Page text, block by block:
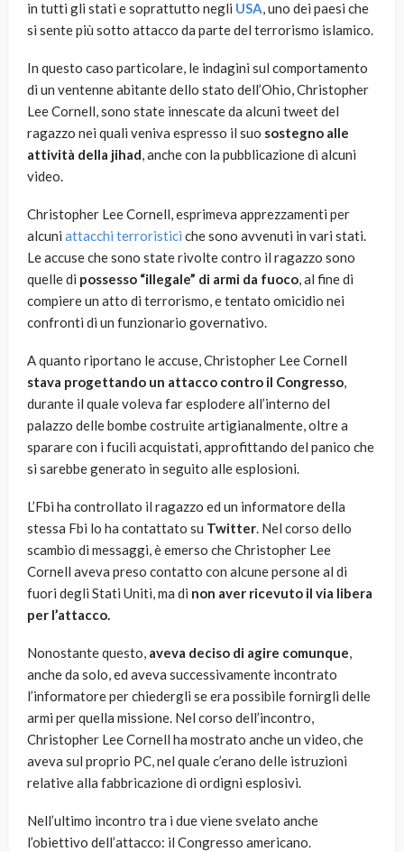
in tutti gli stati e soprattutto negli USA, uno dei paesi che
si sente più sotto attacco da parte del terrorismo islamico.
In questo caso particolare, le indagini sul comportamento
di un ventenne abitante dello stato dell’Ohio, Christopher
Lee Cornell, sono state innescate da alcuni tweet del
ragazzo nei quali veniva espresso il suo sostegno alle
attività della jihad, anche con la pubblicazione di alcuni
video.
Christopher Lee Cornell, esprimeva apprezzamenti per
alcuni attacchi terroristici che sono avvenuti in vari stati.
Le accuse che sono state rivolte contro il ragazzo sono
quelle di possesso “illegale” di armi da fuoco, al fine di
compiere un atto di terrorismo, e tentato omicidio nei
confronti di un funzionario governativo.
A quanto riportano le accuse, Christopher Lee Cornell
stava progettando un attacco contro il Congresso,
durante il quale voleva far esplodere all’interno del
palazzo delle bombe costruite artigianalmente, oltre a
sparare con i fucili acquistati, approfittando del panico che
si sarebbe generato in seguito alle esplosioni.
L’Fbi ha controllato il ragazzo ed un informatore della
stessa Fbi lo ha contattato su Twitter. Nel corso dello
scambio di messaggi, è emerso che Christopher Lee
Cornell aveva preso contatto con alcune persone al di
fuori degli Stati Uniti, ma di non aver ricevuto il via libera
per l’attacco.
Nonostante questo, aveva deciso di agire comunque,
anche da solo, ed aveva successivamente incontrato
l’informatore per chiedergli se era possibile fornirgli delle
armi per quella missione. Nel corso dell’incontro,
Christopher Lee Cornell ha mostrato anche un video, che
aveva sul proprio PC, nel quale c’erano delle istruzioni
relative alla fabbricazione di ordigni esplosivi.
Nell’ultimo incontro tra i due viene svelato anche
l’obiettivo dell’attacco: il Congresso americano.